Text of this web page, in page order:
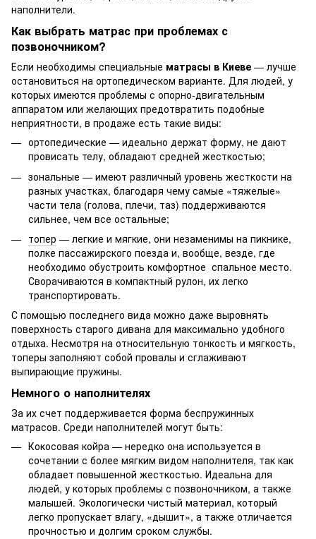
наполнители.
Как выбрать матрас при проблемах с
позвоночником?
Если необходимы специальные матрасы в Киеве — лучше
остановиться на ортопедическом варианте. Для людей, у
которых имеются проблемы с опорно-двигательным
аппаратом или желающих предотвратить подобные
неприятности, в продаже есть такие виды:
ортопедические — идеально держат форму, не дают
провисать телу, обладают средней жесткостью;
зональные — имеют различный уровень жесткости на
разных участках, благодаря чему самые «тяжелые»
части тела (голова, плечи, таз) поддерживаются
сильнее, чем все остальные;
топер — легкие и мягкие, они незаменимы на пикнике,
полке пассажирского поезда и, вообще, везде, где
необходимо обустроить комфортное спальное место.
Сворачиваются в компактный рулон, их легко
транспортировать.
С помощью последнего вида можно даже выровнять
поверхность старого дивана для максимально удобного
отдыха. Несмотря на относительную тонкость и мягкость,
топеры заполняют собой провалы и сглаживают
выпирающие пружины.
Немного о наполнителях
За их счет поддерживается форма беспружинных
матрасов. Среди наполнителей могут быть:
Кокосовая койра — нередко она используется в
сочетании с более мягким видом наполнителя, так как
обладает повышенной жесткостью. Идеальна для
людей, у которых проблемы с позвоночником, а также
малышей. Экологически чистый материал, который
легко пропускает влагу, «дышит», а также отличается
прочностью и долгим сроком службы.